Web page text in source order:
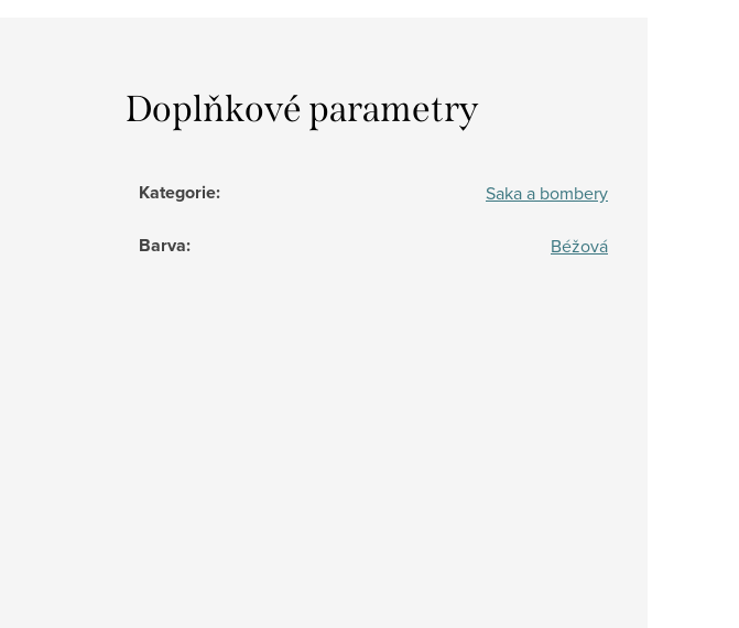
Doplňkové parametry
Kategorie: Saka a bombery
Barva: Béžová